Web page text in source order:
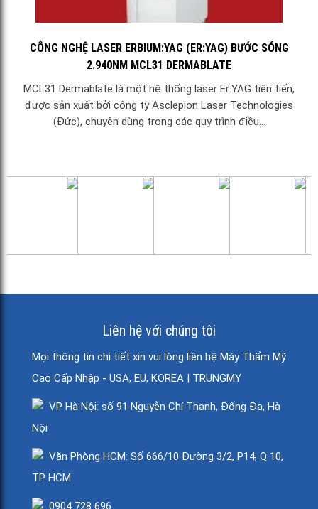
CÔNG NGHỆ LASER ERBIUM:YAG (ER:YAG) BƯỚC SÓNG
2.940NM MCL31 DERMABLATE
MCL31 Dermablate là một hệ thống laser Er:YAG tiên tiến,
được sản xuất bởi công ty Asclepion Laser Technologies
(Đức), chuyên dùng trong các quy trình điều...
Liên hệ với chúng tôi
Mọi thông tin chi tiết xin vui lòng liên hệ Máy Thẩm Mỹ
Cao Cấp Nhập - USA, EU, KOREA | TRUNGMY
VP Hà Nội: số 91 Nguyễn Chí Thanh, Đống Đa, Hà
Nội
Văn Phòng HCM: Số 666/10 Đường 3/2, P14, Q 10,
TP HCM
0904 728 696